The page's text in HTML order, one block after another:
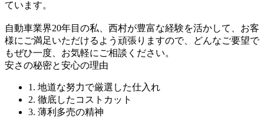
ています。
自動車業界20年目の私、西村が豊富な経験を活かして、お客
様にご満足いただけるよう頑張りますので、どんなご要望で
もぜひ一度、お気軽にご相談ください。
安さの秘密と安心の理由
1. 地道な努力で厳選した仕入れ
2. 徹底したコストカット
3. 薄利多売の精神